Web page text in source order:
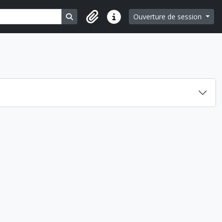
Search in browse page
Liens rapidesOuverture de session